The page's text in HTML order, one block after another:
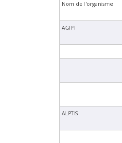
Nom de l'organisme
AGIPI
ALPTIS